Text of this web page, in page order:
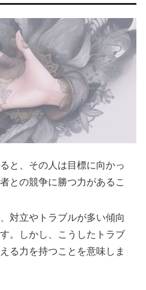
と、その人は目標に向かっ
との競争に勝つ力があるこ
対立やトラブルが多い傾向
。しかし、こうしたトラブ
る力を持つことを意味しま